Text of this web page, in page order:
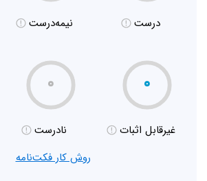
درست نیمه‌درست
۰
غیر‌قابل اثبات
۰
نادرست
روش کار فکت‌نامه